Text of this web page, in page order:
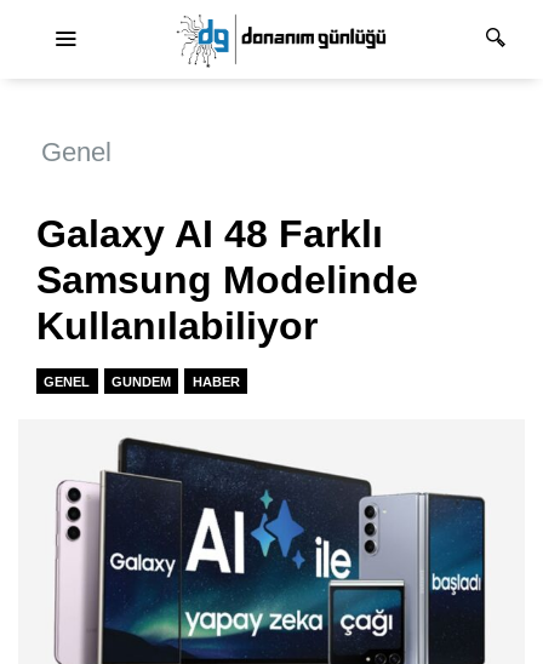
Genel
Galaxy AI 48 Farklı
Samsung Modelinde
Kullanılabiliyor
GENEL GUNDEM HABER